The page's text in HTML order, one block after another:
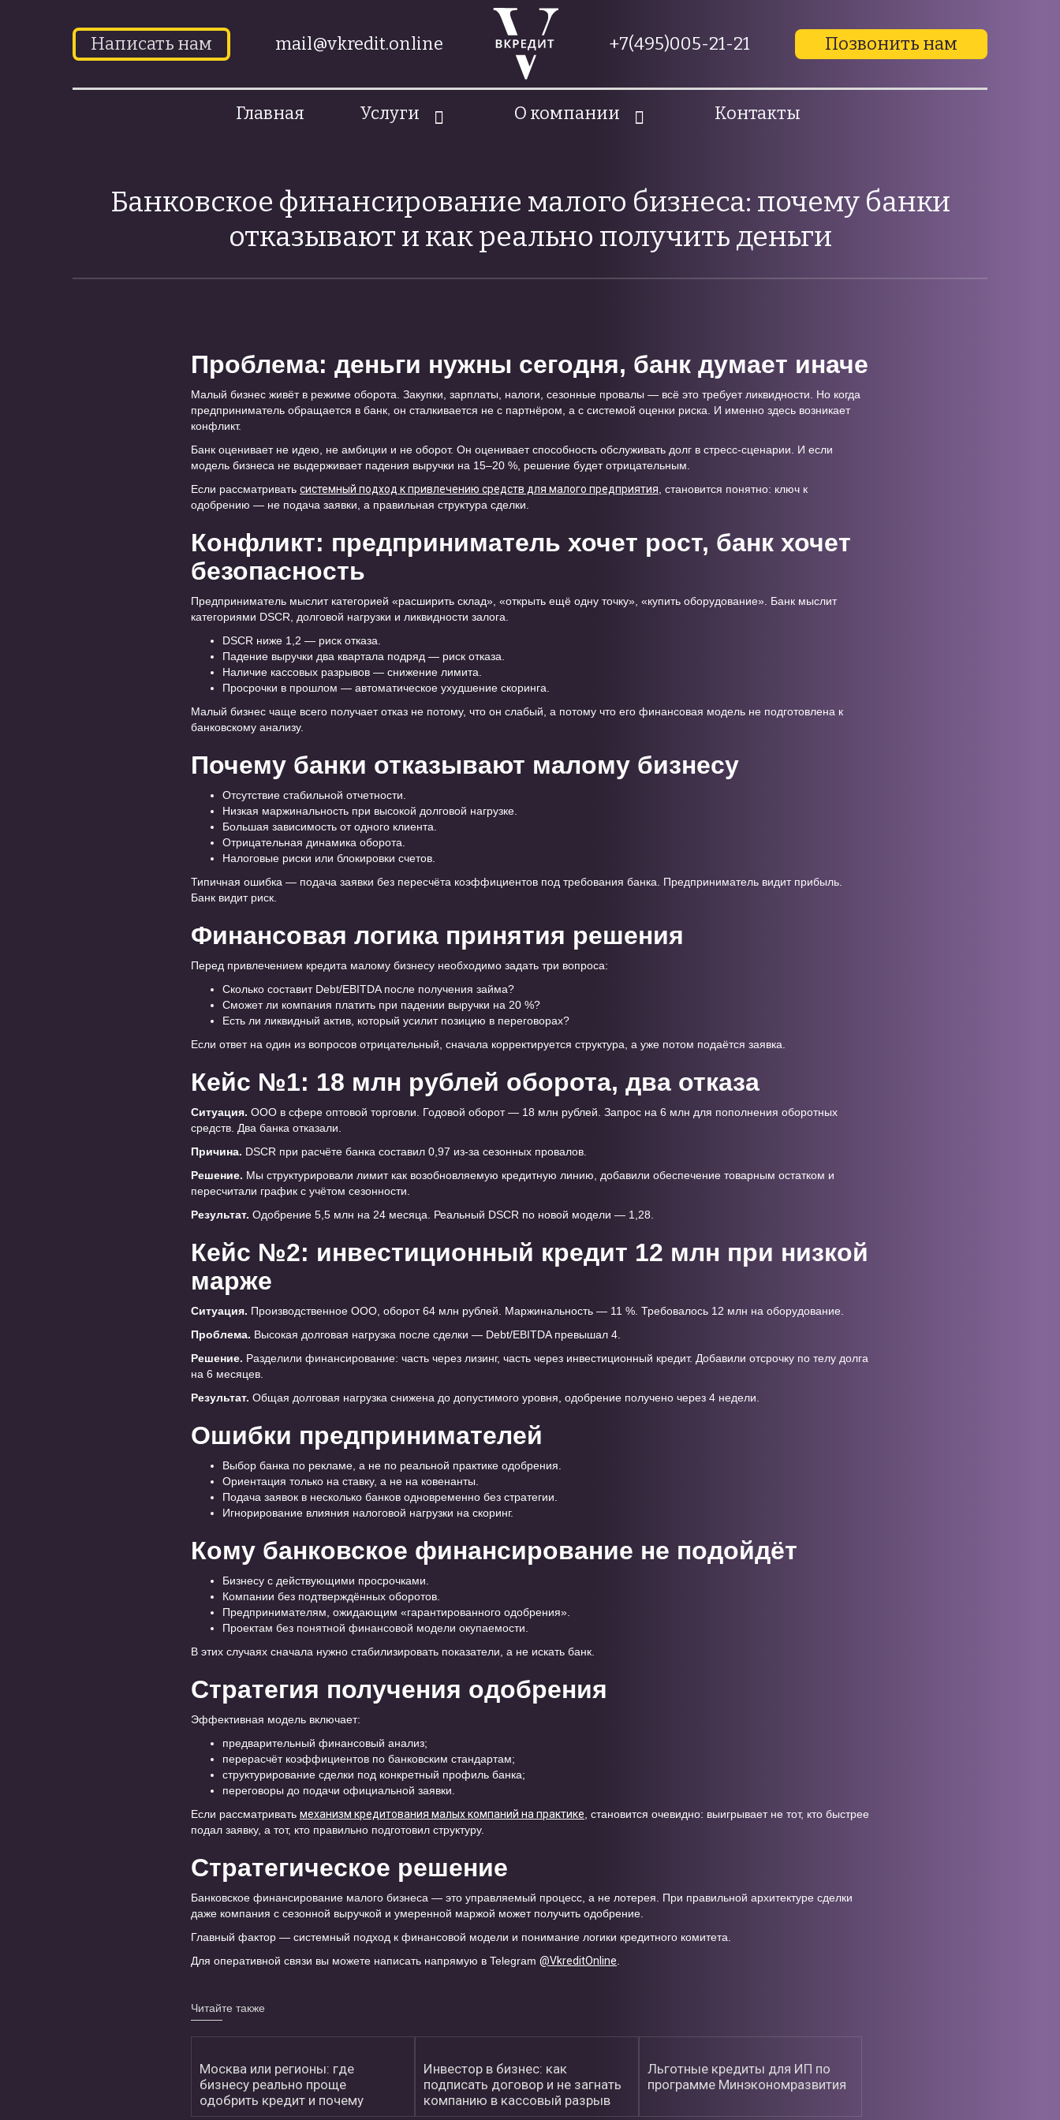
Написать нам mail@vkredit.online +7(495)005-21-21 Позвонить нам
Главная Услуги О компании Контакты
Банковское финансирование малого бизнеса: почему банки
отказывают и как реально получить деньги
Проблема: деньги нужны сегодня, банк думает иначе
Малый бизнес живёт в режиме оборота. Закупки, зарплаты, налоги, сезонные провалы — всё это требует ликвидности. Но когда
предприниматель обращается в банк, он сталкивается не с партнёром, а с системой оценки риска. И именно здесь возникает
конфликт.
Банк оценивает не идею, не амбиции и не оборот. Он оценивает способность обслуживать долг в стресс-сценарии. И если
модель бизнеса не выдерживает падения выручки на 15–20 %, решение будет отрицательным.
Если рассматривать системный подход к привлечению средств для малого предприятия, становится понятно: ключ к
одобрению — не подача заявки, а правильная структура сделки.
Конфликт: предприниматель хочет рост, банк хочет
безопасность
Предприниматель мыслит категорией «расширить склад», «открыть ещё одну точку», «купить оборудование». Банк мыслит
категориями DSCR, долговой нагрузки и ликвидности залога.
DSCR ниже 1,2 — риск отказа.
Падение выручки два квартала подряд — риск отказа.
Наличие кассовых разрывов — снижение лимита.
Просрочки в прошлом — автоматическое ухудшение скоринга.
Малый бизнес чаще всего получает отказ не потому, что он слабый, а потому что его финансовая модель не подготовлена к
банковскому анализу.
Почему банки отказывают малому бизнесу
Отсутствие стабильной отчетности.
Низкая маржинальность при высокой долговой нагрузке.
Большая зависимость от одного клиента.
Отрицательная динамика оборота.
Налоговые риски или блокировки счетов.
Типичная ошибка — подача заявки без пересчёта коэффициентов под требования банка. Предприниматель видит прибыль.
Банк видит риск.
Финансовая логика принятия решения
Перед привлечением кредита малому бизнесу необходимо задать три вопроса:
Сколько составит Debt/EBITDA после получения займа?
Сможет ли компания платить при падении выручки на 20 %?
Есть ли ликвидный актив, который усилит позицию в переговорах?
Если ответ на один из вопросов отрицательный, сначала корректируется структура, а уже потом подаётся заявка.
Кейс №1: 18 млн рублей оборота, два отказа
Ситуация. ООО в сфере оптовой торговли. Годовой оборот — 18 млн рублей. Запрос на 6 млн для пополнения оборотных
средств. Два банка отказали.
Причина. DSCR при расчёте банка составил 0,97 из-за сезонных провалов.
Решение. Мы структурировали лимит как возобновляемую кредитную линию, добавили обеспечение товарным остатком и
пересчитали график с учётом сезонности.
Результат. Одобрение 5,5 млн на 24 месяца. Реальный DSCR по новой модели — 1,28.
Кейс №2: инвестиционный кредит 12 млн при низкой
марже
Ситуация. Производственное ООО, оборот 64 млн рублей. Маржинальность — 11 %. Требовалось 12 млн на оборудование.
Проблема. Высокая долговая нагрузка после сделки — Debt/EBITDA превышал 4.
Решение. Разделили финансирование: часть через лизинг, часть через инвестиционный кредит. Добавили отсрочку по телу долга
на 6 месяцев.
Результат. Общая долговая нагрузка снижена до допустимого уровня, одобрение получено через 4 недели.
Ошибки предпринимателей
Выбор банка по рекламе, а не по реальной практике одобрения.
Ориентация только на ставку, а не на ковенанты.
Подача заявок в несколько банков одновременно без стратегии.
Игнорирование влияния налоговой нагрузки на скоринг.
Кому банковское финансирование не подойдёт
Бизнесу с действующими просрочками.
Компании без подтверждённых оборотов.
Предпринимателям, ожидающим «гарантированного одобрения».
Проектам без понятной финансовой модели окупаемости.
В этих случаях сначала нужно стабилизировать показатели, а не искать банк.
Стратегия получения одобрения
Эффективная модель включает:
предварительный финансовый анализ;
перерасчёт коэффициентов по банковским стандартам;
структурирование сделки под конкретный профиль банка;
переговоры до подачи официальной заявки.
Если рассматривать механизм кредитования малых компаний на практике, становится очевидно: выигрывает не тот, кто быстрее
подал заявку, а тот, кто правильно подготовил структуру.
Стратегическое решение
Банковское финансирование малого бизнеса — это управляемый процесс, а не лотерея. При правильной архитектуре сделки
даже компания с сезонной выручкой и умеренной маржой может получить одобрение.
Главный фактор — системный подход к финансовой модели и понимание логики кредитного комитета.
Для оперативной связи вы можете написать напрямую в Telegram @VkreditOnline.
Читайте также
Москва или регионы: где
бизнесу реально проще
одобрить кредит и почему
Инвестор в бизнес: как
подписать договор и не загнать
компанию в кассовый разрыв
Льготные кредиты для ИП по
программе Минэкономразвития